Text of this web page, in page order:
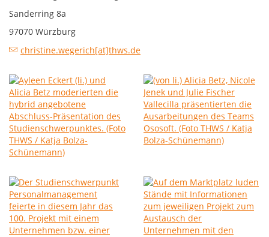
Sanderring 8a
97070 Würzburg
christine.wegerich[at]thws.de